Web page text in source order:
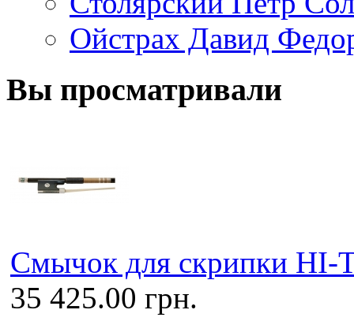
Ойстрах Давид
Вы просматривали
Смычок для скрипки HI-
35 425.00 грн.